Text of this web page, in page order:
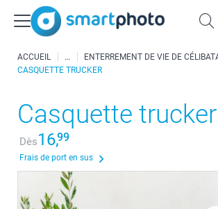
ACCUEIL
ENTERREMENT DE VIE DE
CASQUETTE TRUCKER
Casquette trucker
Dès16,99
Frais de port en sus